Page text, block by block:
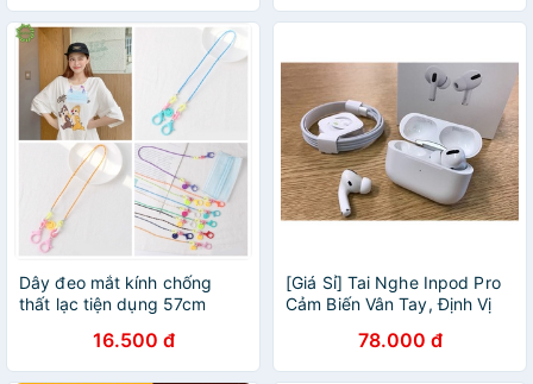
Dây đeo mắt kính chống
thất lạc tiện dụng 57cm
16.500 đ
[Giá Sỉ] Tai Nghe Inpod Pro
Cảm Biến Vân Tay, Định Vị
78.000 đ